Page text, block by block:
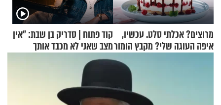
מרוצים? אכלתי סלט. עכשיו,
איפה העוגה שלי? מקבץ הומור
קוד פתוח | סדריק בן שבת: "אין
מצב שאני לא מכבד אותך
בבוקר בהנחת תפילין"